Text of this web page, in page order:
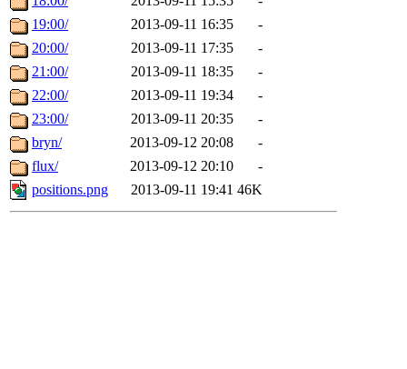
19:00/
2013-09-11 16:35
-
20:00/
2013-09-11 17:35
-
21:00/
2013-09-11 18:35
-
22:00/
2013-09-11 19:34
-
23:00/
2013-09-11 20:35
-
bryn/
2013-09-12 20:08
-
flux/
2013-09-12 20:10
-
positions.png
2013-09-11 19:41 46K